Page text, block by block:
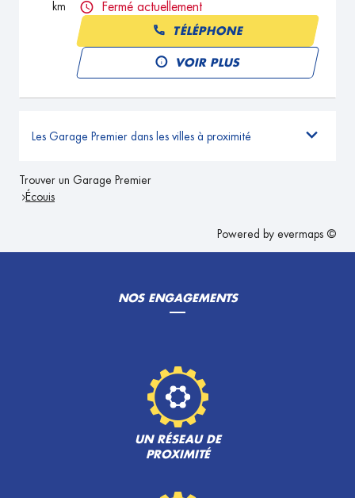
km
Fermé actuellement
TÉLÉPHONE
VOIR PLUS
Les Garage Premier dans les villes à proximité
Trouver un Garage Premier
Écouis
Powered by evermaps ©
NOS ENGAGEMENTS
UN RÉSEAU DE
PROXIMITÉ